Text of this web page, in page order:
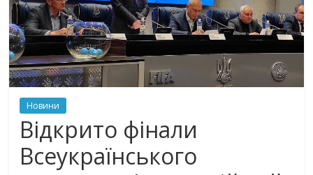
Новини
Відкрито фінали
Всеукраїнського